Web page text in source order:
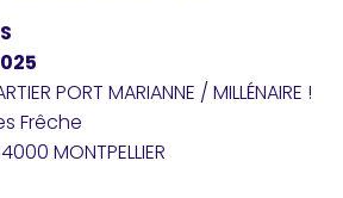
PORT MARIANNE / MILLÉNAIRE !
Frêche
MONTPELLIER